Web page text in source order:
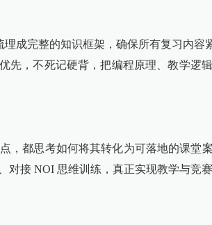
成完整的知识框架，确保所有复习内容
，不死记硬背，把编程原理、教学逻
，都思考如何将其转化为可落地的课堂
接 NOI 思维训练，真正实现教学与竞